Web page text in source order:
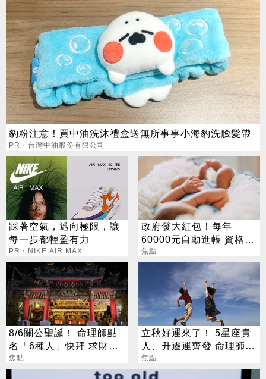
豹粉注意！買中油洗沐禮盒送無所事事小海豹洗臉髮帶
PR・台灣中油股份有限公司
踩著空氣，邁向極限，讓
每一步都輕盈有力
PR・NIKE AIR MAX
政府發大紅包！每年
60000元自動進帳 資格一
次看
焦點
8/6關公聖誕！ 命理師點
名「6種人」快拜 求財求
職保平安
焦點
立秋好運來了！ 5星座貴
人、升遷運齊發 命理師：
把握黃金轉運期
焦點